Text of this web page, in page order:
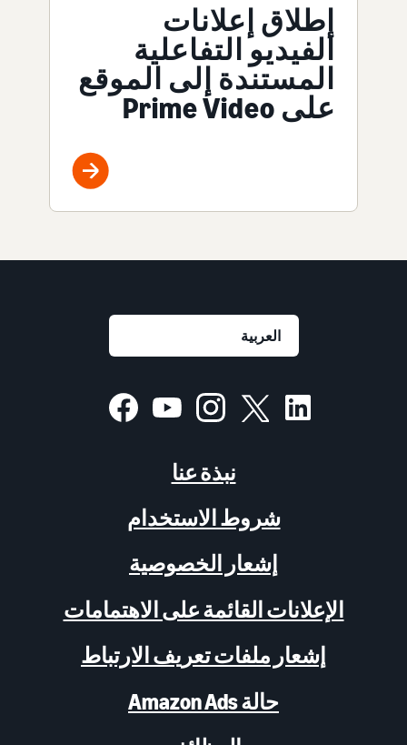
إطلاق إعلانات
الفيديو التفاعلية
المستندة إلى الموقع
على Prime Video
نبذة عنا
شروط الاستخدام
إشعار الخصوصية
الإعلانات القائمة على الاهتمامات
إشعار ملفات تعريف الارتباط
حالة Amazon Ads